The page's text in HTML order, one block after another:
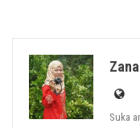
Paparan penuh ada
Suka